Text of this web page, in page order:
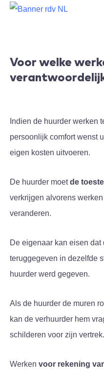
Voor welke
Indien de huurder werken
persoonlijk comfort wenst
eigen kosten uitvoeren.
De huurder moetde
verkrijgen alvorens
veranderen.
De eigenaar kan eisen
teruggegeven in dezelfde
huurder werd gegeven.
Als de huurder de muren
kan de verhuurder hem
schilderen voor zijn vertrek.
Werken voor rekening